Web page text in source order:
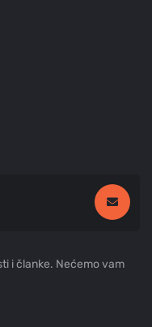
i članke. Nećemo vam